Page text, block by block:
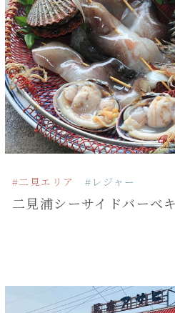
#二見エリア #レジャー
二見浦シーサイドバーベ